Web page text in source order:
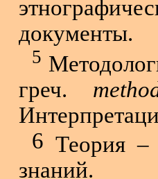
документы.
5
греч.
6 Теория –
знаний.